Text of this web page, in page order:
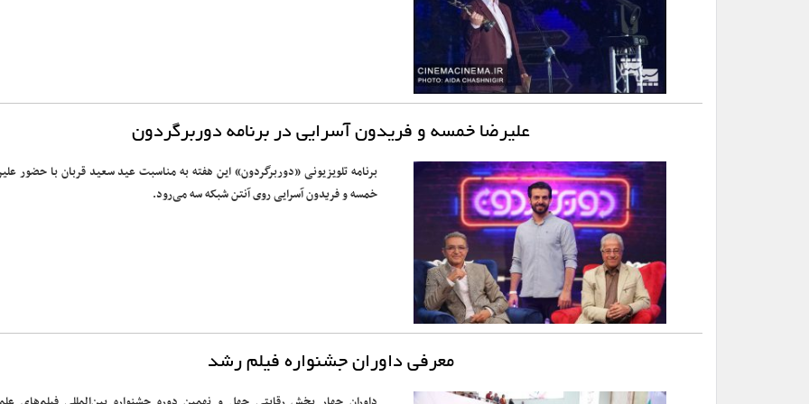
علیرضا خمسه و فریدون آسرایی در برنامه دوربرگردون
برنامه تلویزیونی «دوربرگردون» این هفته به مناسبت عید سعید قربان با حضور
خمسه و فریدون آسرایی روی آنتن شبکه سه می‌رود.
معرفی داوران جشنواره فیلم رشد